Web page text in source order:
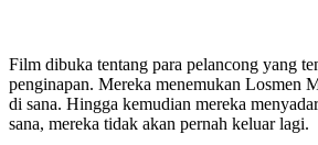
Film dibuka tentang para pelancong yang
penginapan. Mereka menemukan Losmen
di sana. Hingga kemudian mereka
sana, mereka tidak akan pernah keluar lagi.